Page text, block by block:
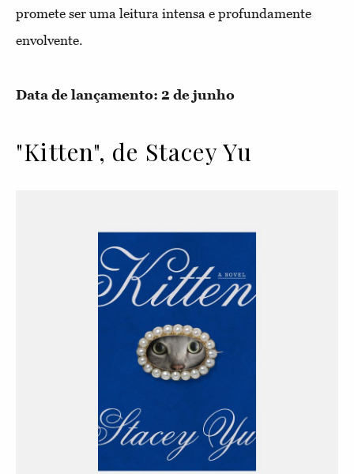
promete ser uma leitura intensa e profundamente
envolvente.
Data de lançamento: 2 de junho
"Kitten", de Stacey Yu